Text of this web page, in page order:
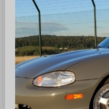
Über uns
Club
Vorstand
Mitglieder